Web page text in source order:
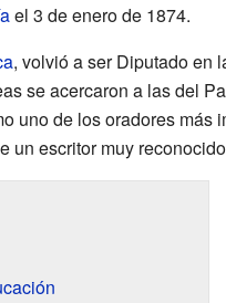
el 3 de enero de 1874.
, volvió a ser Diputado en
se acercaron a las del
uno de los oradores más
un escritor muy